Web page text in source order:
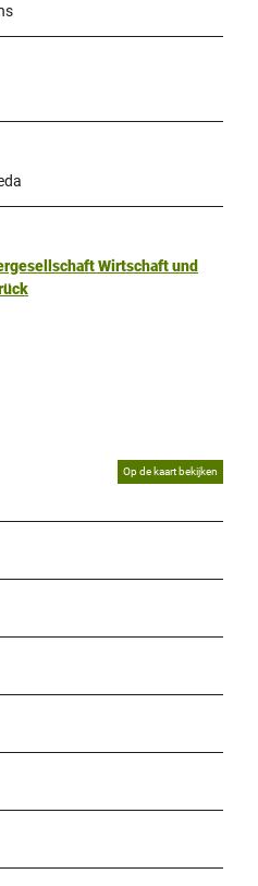
Wirtschaft und
Op de kaart bekijken